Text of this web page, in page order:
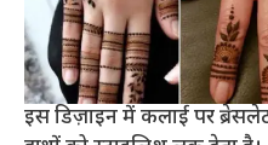
इस डिज़ाइन में कलाई पर